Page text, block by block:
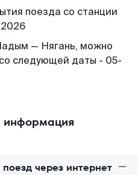
поезда со станции
— Нягань, можно
следующей даты - 05-
информация
через интернет